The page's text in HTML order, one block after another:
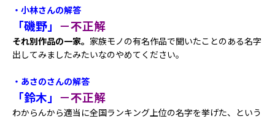
・小林さんの解答
「磯野」 －不正解
それ別作品の一家。 家族モノの有名作品で聞いたことのある名字
出してみましたみたいなのやめてください。
・あさのさんの解答
「鈴木」 －不正解
わからんから適当に全国ランキング上位の名字を挙げた、という